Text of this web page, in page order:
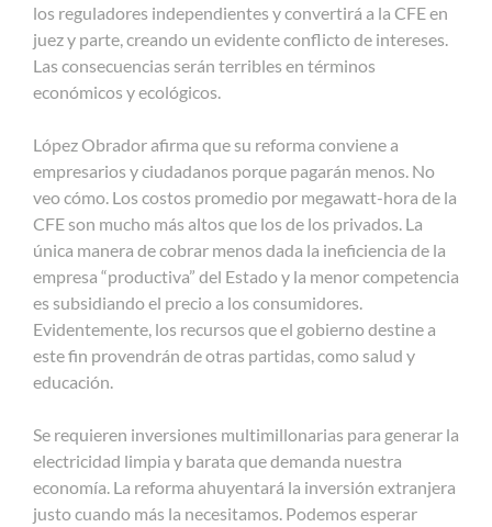
los reguladores independientes y convertirá a la CFE en
juez y parte, creando un evidente conflicto de intereses.
Las consecuencias serán terribles en términos
económicos y ecológicos.
López Obrador afirma que su reforma conviene a
empresarios y ciudadanos porque pagarán menos. No
veo cómo. Los costos promedio por megawatt-hora de la
CFE son mucho más altos que los de los privados. La
única manera de cobrar menos dada la ineficiencia de la
empresa “productiva” del Estado y la menor competencia
es subsidiando el precio a los consumidores.
Evidentemente, los recursos que el gobierno destine a
este fin provendrán de otras partidas, como salud y
educación.
Se requieren inversiones multimillonarias para generar la
electricidad limpia y barata que demanda nuestra
economía. La reforma ahuyentará la inversión extranjera
justo cuando más la necesitamos. Podemos esperar